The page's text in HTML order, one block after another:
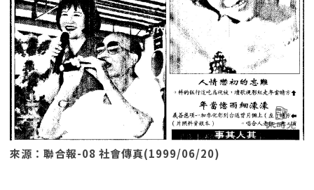
來源：聯合報-08 社會傳真(1999/06/20)